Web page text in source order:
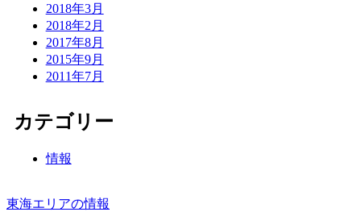
2018年3月
2018年2月
2017年8月
2015年9月
2011年7月
カテゴリー
情報
東海エリアの情報